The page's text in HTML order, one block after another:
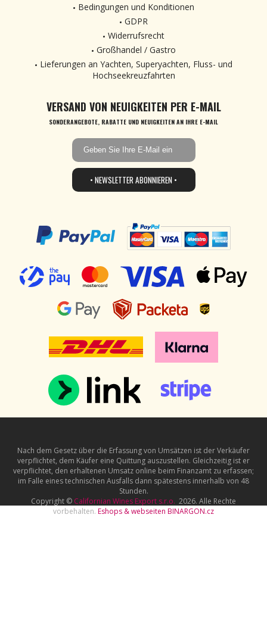
Bedingungen und Konditionen
GDPR
Widerrufsrecht
Großhandel / Gastro
Lieferungen an Yachten, Superyachten, Fluss- und
Hochseekreuzfahrten
VERSAND VON NEUIGKEITEN PER E-MAIL
SONDERANGEBOTE, RABATTE UND NEUIGKEITEN AN IHRE E-MAIL
• NEWSLETTER ABONNIEREN •
Nach dem Gesetz über die Erfassung von Umsätzen ist der Verkäufer
verpflichtet, dem Käufer eine Quittung auszustellen. Gleichzeitig ist er
verpflichtet, den erhaltenen Umsatz online beim Finanzamt zu erfassen;
im Falle eines technischen Ausfalls dann spätestens innerhalb von 48
Stunden.
Copyright © Californian Wines Export s.r.o. 2026. Alle Rechte
vorbehalten. Eshops & webseiten BINARGON.cz